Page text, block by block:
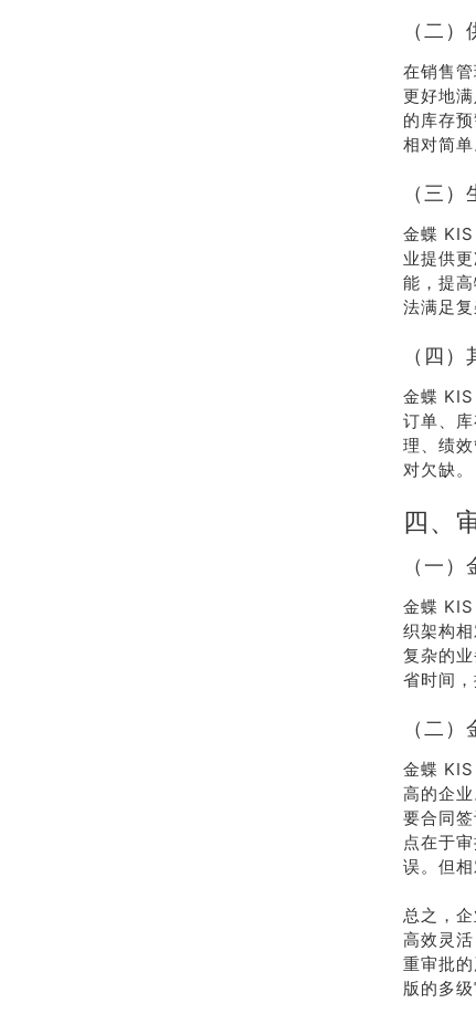
（二
在销售
更好地
的库存
相对简单
（三
金蝶
业提供
能，提
法满足复
（四
金蝶
订单、
理、绩
对欠缺。
四、
（一
金蝶
织架构
复杂的
省时间，
（二
金蝶
高的企
要合同
点在于
误。但
总之，
高效灵
重审批
版的多